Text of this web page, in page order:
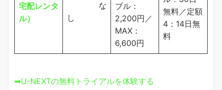
宅配レンタ
ル）
な
し
ブル：
2,200円／
MAX：
6,600円
無料／定額
4：14日無
料
➡U-NEXTの無料トライアルを体験する